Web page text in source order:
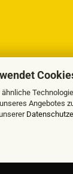
Angebotes